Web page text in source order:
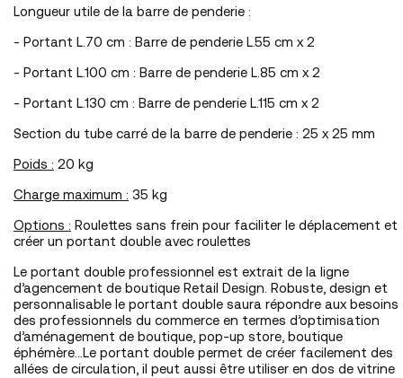
Longueur utile de la barre de penderie :
- Portant L.70 cm : Barre de penderie L.55 cm x 2
- Portant L.100 cm : Barre de penderie L.85 cm x 2
- Portant L.130 cm : Barre de penderie L.115 cm x 2
Section du tube carré de la barre de penderie : 25 x 25 mm
Poids : 20 kg
Charge maximum : 35 kg
Options : Roulettes sans frein pour faciliter le déplacement et
créer un portant double avec roulettes
Le portant double professionnel est extrait de la ligne
d’agencement de boutique Retail Design. Robuste, design et
personnalisable le portant double saura répondre aux besoins
des professionnels du commerce en termes d’optimisation
d’aménagement de boutique, pop-up store, boutique
éphémère…Le portant double permet de créer facilement des
allées de circulation, il peut aussi être utiliser en dos de vitrine